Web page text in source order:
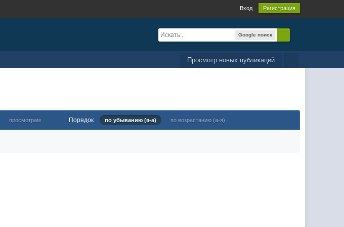
Вход Регистрация
Google поиск
Просмотр новых публикаций
просмотрам Порядок по убыванию (я-а) по возрастанию (а-я)